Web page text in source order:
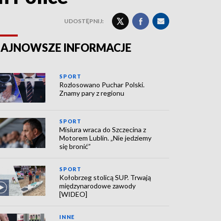
UDOSTĘPNIJ:
INFORMACJE
SPORT
Rozlosowano Puchar Polski.
Znamy pary z regionu
SPORT
Misiura wraca do Szczecina z
Motorem Lublin. „Nie jedziemy
się bronić”
SPORT
Kołobrzeg stolicą SUP. Trwają
międzynarodowe zawody
[WIDEO]
INNE